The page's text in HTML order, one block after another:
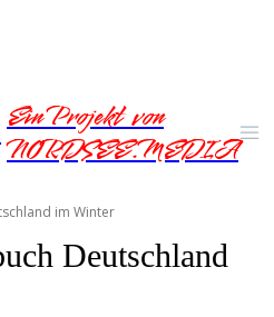
Ein Projekt von
NORDSEE.MEDIA
im Winter
Deutschland